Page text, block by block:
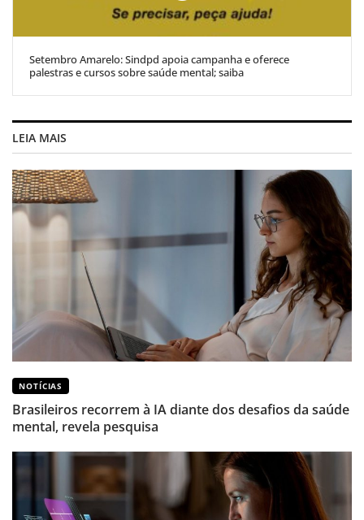
Setembro Amarelo: Sindpd apoia campanha e oferece
palestras e cursos sobre saúde mental; saiba
LEIA MAIS
NOTÍCIAS
Brasileiros recorrem à IA diante dos desafios da saúde
mental, revela pesquisa